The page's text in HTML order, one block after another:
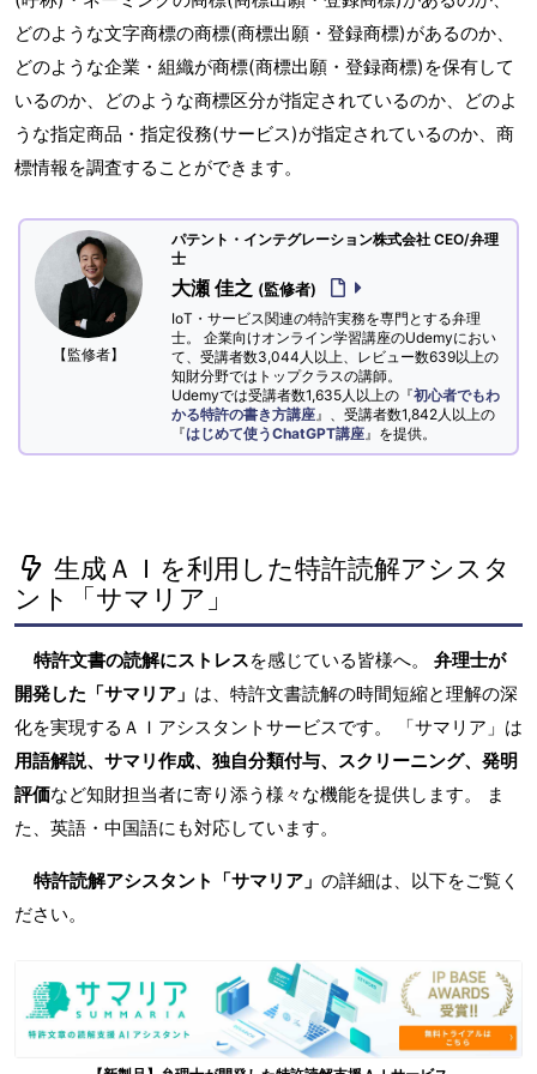
どのような文字商標の商標(商標出願・登録商標)があるのか、
どのような企業・組織が商標(商標出願・登録商標)を保有して
いるのか、どのような商標区分が指定されているのか、どのよ
うな指定商品・指定役務(サービス)が指定されているのか、商
標情報を調査することができます。
【監修者】
パテント・インテグレーション株式会社 CEO/弁理
士
大瀬 佳之 (監修者)
IoT・サービス関連の特許実務を専門とする弁理
士。 企業向けオンライン学習講座のUdemyにおい
て、受講者数3,044人以上、レビュー数639以上の
知財分野ではトップクラスの講師。
Udemyでは受講者数1,635人以上の『初心者でもわ
かる特許の書き方講座 』、受講者数1,842人以上の
『はじめて使うChatGPT講座 』を提供。
生成ＡＩを利用した特許読解アシスタ
ント「サマリア」
特許文書の読解にストレスを感じている皆様へ。 弁理士が
開発した「サマリア」 は、特許文書読解の時間短縮と理解の深
化を実現するＡＩアシスタントサービスです。 「サマリア」は
用語解説、サマリ作成、独自分類付与、スクリーニング、発明
評価など知財担当者に寄り添う様々な機能を提供します。 ま
た、英語・中国語にも対応しています。
特許読解アシスタント「サマリア」 の詳細は、以下をご覧く
ださい。